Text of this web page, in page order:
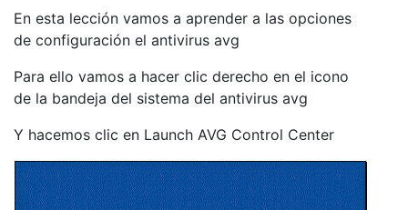
En esta lección vamos a aprender a las opciones
de configuración el antivirus avg
Para ello vamos a hacer clic derecho en el icono
de la bandeja del sistema del antivirus avg
Y hacemos clic en Launch AVG Control Center